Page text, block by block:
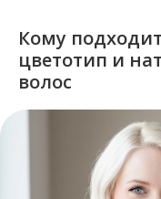
Кому
цветотип и
волос